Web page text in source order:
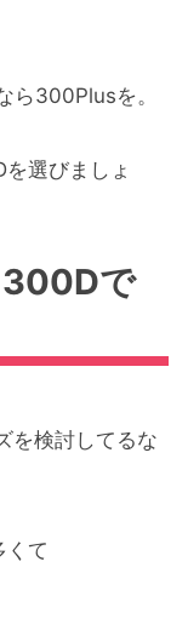
ら300Plusを。
選びましょ
300Dで
を検討してるな
て